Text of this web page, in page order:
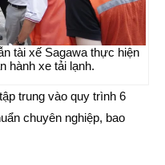
tài xế Sagawa thực hiện
hành xe tải lạnh.
trung vào quy trình 6
chuyên nghiệp, bao